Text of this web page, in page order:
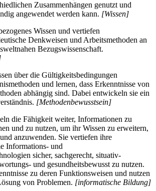
Zusammenhängen genutzt und
angewendet werden kann. [Wissen]
Wissen und vertiefen
Denkweisen und Arbeitsmethoden an
Bezugswissenschaft.
über die Gültigkeitsbedingungen
und lernen, dass Erkenntnisse von
abhängig sind. Dabei entwickeln sie ein
[Methodenbewusstsein]
die Fähigkeit weiter, Informationen zu
und zu nutzen, um ihr Wissen zu erweitern,
anzuwenden. Sie vertiefen ihre
Informations- und
sicher, sachgerecht, situativ-
und gesundheitsbewusst zu nutzen.
zu deren Funktionsweisen und nutzen
von Problemen. [informatische Bildung]